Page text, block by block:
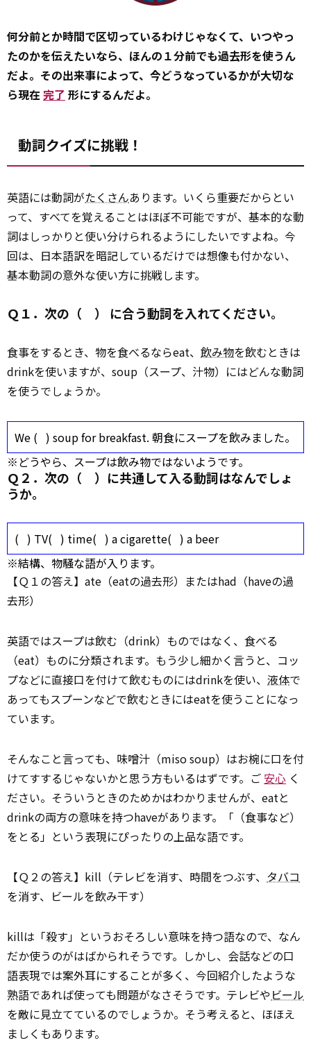
何分前とか時間で区切っているわけじゃなくて、いつやっ
たのかを伝えたいなら、ほんの１分前でも過去形を使うん
だよ。その出来事によって、今どうなっているかが大切な
ら現在完了 形にするんだよ。
動詞クイズに挑戦！
英語には動詞がたくさんあります。いくら重要だからとい
って、すべてを覚えることはほぼ不可能ですが、基本的な動
詞はしっかりと使い分けられるようにしたいですよね。今
回は、日本語訳を暗記しているだけでは想像も付かない、
基本動詞の意外な使い方に挑戦します。
Ｑ１．次の（ ） に合う動詞を入れてください。
食事をするとき、物を食べるならeat、 飲み物を飲むときは
drinkを使いますが、soup（スープ、汁物）にはどんな動詞
を使うでしょうか。
We ( ) soupforbreakfast. 朝食にスープを飲みました。
※どうやら、スープは飲み物ではないようです。
Ｑ２．次の（ ）に共通して入る動詞はなんでしょ
うか。
( ) TV( ) time( ) a cigarette( ) a beer
※結構、物騒な語が入ります。
【Ｑ１の答え】ate（eatの過去形）またはhad（haveの過
去形）
英語ではスープは飲む（drink）ものではなく、食べる
（eat）ものに分類されます。もう少し細かく言うと、コッ
プなどに直接口を付けて飲むものにはdrinkを使い、 液体で
あってもスプーンなどで飲むときにはeatを使うことになっ
ています。
そんなこと言っても、味噌汁（miso soup）はお椀に口を付
けてすするじゃないかと思う方もいるはずです。ご 安心 く
ださい。そういうときのためかはわかりませんが、eatと
drinkの両方の意味を持つhaveがあります。「（食事など）
をとる」という表現にぴったりの上品な語です。
【Ｑ２の答え】kill（テレビを消す、時間をつぶす、 タバコ
を消す、ビールを飲み干す）
killは「殺す」というおそろしい意味を持つ語なので、なん
だか使うのがはばかられそうです。しかし、会話などの口
語表現では案外耳にすることが多く、今回紹介したような
熟語であれば使っても問題がなさそうです。テレビやビール
を敵に見立てているのでしょうか。そう考えると、ほほえ
ましくもあります。